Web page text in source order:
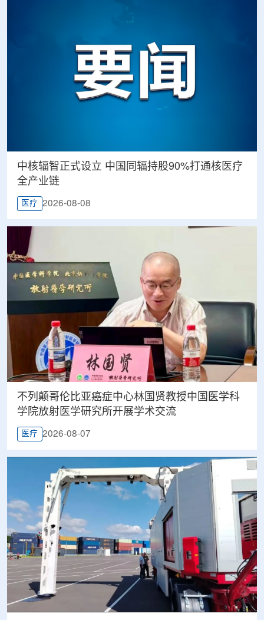
中核辐智正式设立 中国同辐持股90%打通核医疗
全产业链
医疗 2026-08-08
不列颠哥伦比亚癌症中心林国贤教授中国医学科
学院放射医学研究所开展学术交流
医疗 2026-08-07